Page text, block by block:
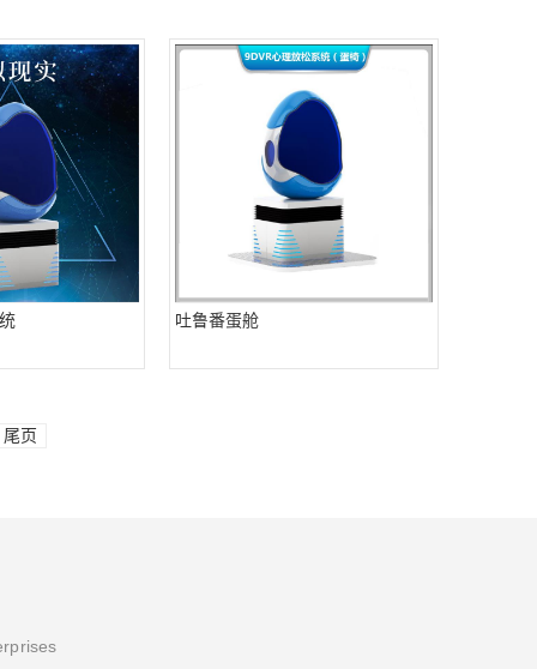
吐鲁番蛋舱
尾页